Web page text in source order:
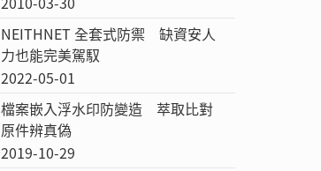
NEITHNET 全套式防禦 缺資安人
力也能完美駕馭
2022-05-01
檔案嵌入浮水印防變造 萃取比對
原件辨真偽
2019-10-29